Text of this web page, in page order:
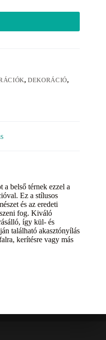
,DEKORÁCIÓ,
a belső térnek ezzel a
Ez a stílusos
és az eredeti
fog. Kiváló
így kül- és
található akasztónyílás
kerítésre vagy más